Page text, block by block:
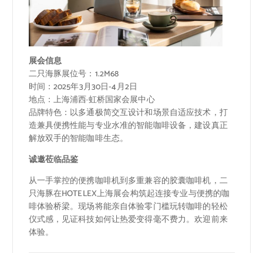
展会信息
二只海豚展位号：1.2M68
时间：2025年3月30日-4月2日
地点：上海浦西·虹桥国家会展中心
品牌特色：以多通极简交互设计和场景自适应技术，打
造兼具便携性能与专业水准的智能咖啡设备，建设真正
解放双手的智能咖啡生态。
诚邀莅临品鉴
从一手掌控的便携咖啡机到多重兼容的胶囊咖啡机，二
只海豚在HOTELEX上海展会构筑起连接专业与便携的咖
啡体验桥梁。现场将能亲自体验零门槛玩转咖啡的轻松
仪式感，见证科技如何让热爱变得毫不费力。欢迎前来
体验。